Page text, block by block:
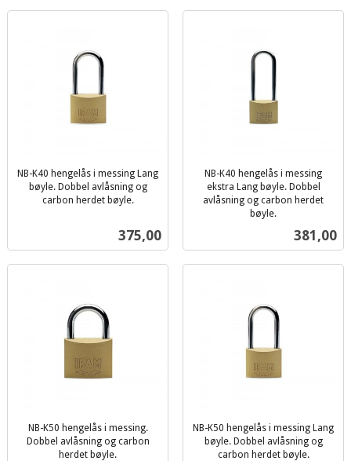
NB-K40 hengelås i messing Lang
bøyle. Dobbel avlåsning og
carbon herdet bøyle.
Pris
375,00
NB-K40 hengelås i messing
ekstra Lang bøyle. Dobbel
avlåsning og carbon herdet
bøyle.
Pris
381,00
NB-K50 hengelås i messing.
Dobbel avlåsning og carbon
herdet bøyle.
NB-K50 hengelås i messing Lang
bøyle. Dobbel avlåsning og
carbon herdet bøyle.